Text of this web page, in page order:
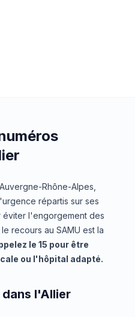
Rhône-Alpes,
répartis sur ses
éviter l'engorgement des
recours au SAMU est la
le 15 pour être
ou l'hôpital adapté.
dans l'Allier